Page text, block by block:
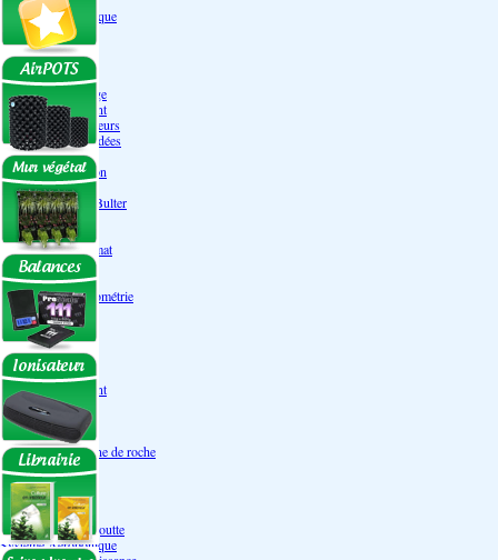
Engrais hydroponique
Engrais-Coco
Boosters
Engrais Pack
Enzymes
Solutions de rinçage
Promotion Discount
Accessoires et doseurs
Engrais pour orchidées
Correcteurs PH
Extraction/Intraction
Ventilation
Ioniseur d'air -AirBulter
Filtre anti-odeur
Diffusion CO²
Contrôleurs de climat
Silencieux
Gaines
Température Hygrométrie
Humidificateurs
Accessoires
Pots - Substrats
Soucoupe
Air Pots originaux
Promotion Discount
Terraux
Autres substrats
Fibre Coco
Billes d'argile- Laine de roche
Irrigation
Orchidées
Système NFT
Ultraponie
Système goutte à goutte
Système Aéroponique